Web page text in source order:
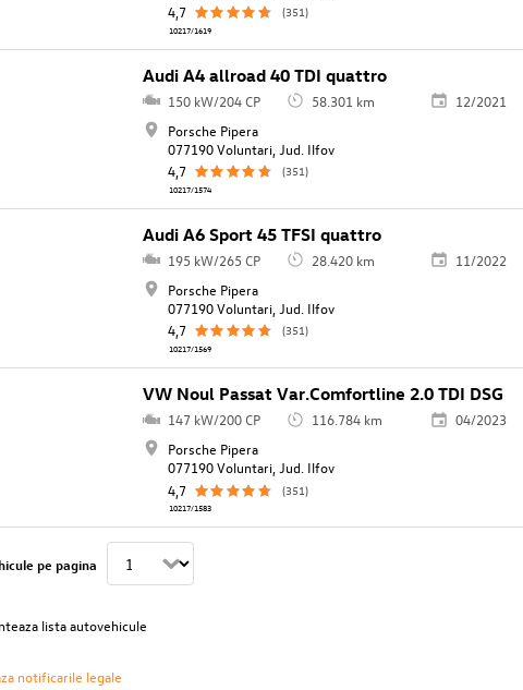
4,7
(351)
10217/1619
Audi A4 allroad 40 TDI quattro
150 kW/204 CP 58.301 km
12/2021
Porsche Pipera
077190 Voluntari, Jud. Ilfov
4,7
(351)
10217/1574
Audi A6 Sport 45 TFSI quattro
195 kW/265 CP 28.420 km
11/2022
Porsche Pipera
077190 Voluntari, Jud. Ilfov
4,7
(351)
10217/1569
VW Noul Passat Var.Comfortline 2.0 TDI DSG
147 kW/200 CP 116.784 km
04/2023
Porsche Pipera
077190 Voluntari, Jud. Ilfov
4,7
(351)
10217/1583
pe pagina
lista autovehicule
notificarile legale